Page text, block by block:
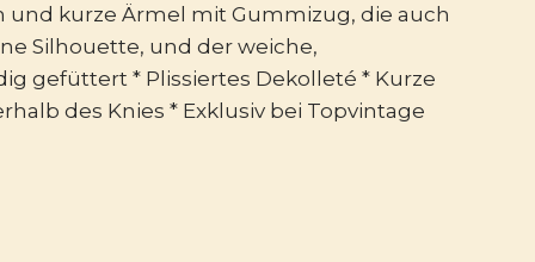
und kurze Ärmel mit Gummizug, die auch
Silhouette, und der weiche,
gefüttert * Plissiertes Dekolleté * Kurze
des Knies * Exklusiv bei Topvintage